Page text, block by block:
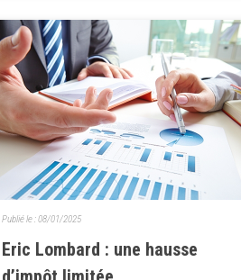
Eric Lombard : une hausse
Publié le :08/01/2025